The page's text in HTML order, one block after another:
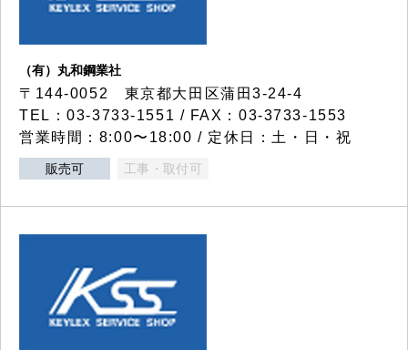
（有）丸和鋼業社
〒144-0052 東京都大田区蒲田3-24-4
TEL：03-3733-1551 / FAX：03-3733-1553
営業時間：8:00〜18:00 / 定休日：土・日・祝
販売可 工事・取付可